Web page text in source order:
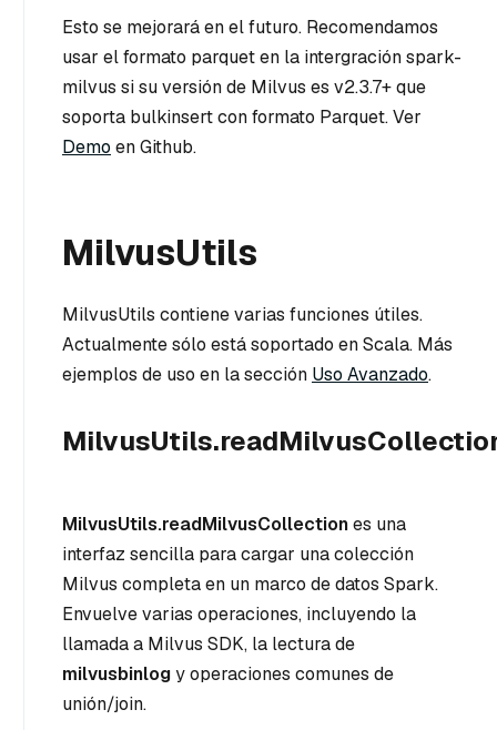
Esto se mejorará en el futuro. Recomendamos
usar el formato parquet en la intergración spark-
milvus si su versión de Milvus es v2.3.7+ que
soporta bulkinsert con formato Parquet. Ver
Demo en Github.
MilvusUtils
MilvusUtils contiene varias funciones útiles.
Actualmente sólo está soportado en Scala. Más
ejemplos de uso en la sección Uso Avanzado.
MilvusUtils.readMilvusCollectiones una
interfaz sencilla para cargar una colección
Milvus completa en un marco de datos Spark.
Envuelve varias operaciones, incluyendo la
llamada a Milvus SDK, la lectura de
milvusbinlogy operaciones comunes de
unión/join.